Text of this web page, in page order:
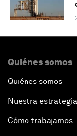
Quiénes somos
Quiénes somos
Nuestra estrategia
Cómo trabajamos